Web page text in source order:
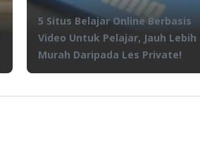
5 Situs Belajar Online Berbasis
Video Untuk Pelajar, Jauh Lebih
Murah Daripada Les Private!